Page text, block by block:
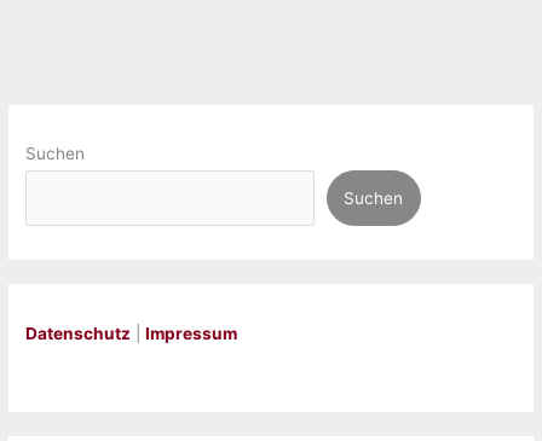
Suchen
Suchen
Datenschutz |Impressum